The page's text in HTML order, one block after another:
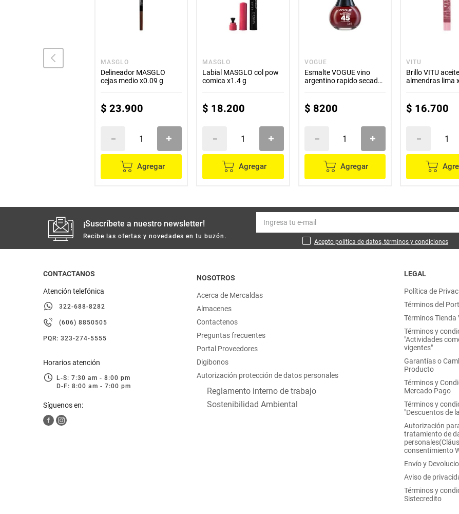
MASGLO
Delineador MASGLO
cejas medio x0.09 g
$ 23.900
Agregar
MASGLO
Labial MASGLO col pow
comica x1.4 g
$ 18.200
Agregar
VOGUE
Esmalte VOGUE vino
argentino rapido secado
$ 8200
Agregar
VITU
Brillo VITU
almendras lima
$ 16.700
¡Suscríbete a nuestro newsletter!
Recibe las ofertas y novedades en tu buzón.
Acepto política de datos, términos y condiciones
CONTACTANOS
Atención telefónica
322-688-8282
(606) 8850505
PQR: 323-274-5555
Horarios atención
L-S: 7:30 am - 8:00 pm
D-F: 8:00 am - 7:00 pm
Síguenos en:
NOSOTROS
Acerca de Mercaldas
Almacenes
Contactenos
Preguntas frecuentes
Portal Proveedores
Digibonos
Autorización protección de datos personales
Reglamento interno de trabajo
Sostenibilidad Ambiental
LEGAL
Política de
Términos del
Términos Tienda
Términos y
"Actividades
vigentes"
Garantías o
Producto
Términos y
Mercado Pago
Términos y
"Descuentos de
Autorización
tratamiento de
consentimiento
Envío y
Aviso de
Términos y
Sistecredito